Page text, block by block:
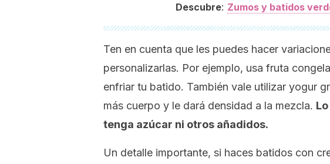
Descubre: Zumos y batidos
Ten en cuenta que les puedes hacer
personalizarlas. Por ejemplo, usa fruta
enfriar tu batido. También vale utilizar yogur
más cuerpo y le dará densidad a la mezcla.
tenga azúcar ni otros añadidos.
Un detalle importante, si haces batidos con